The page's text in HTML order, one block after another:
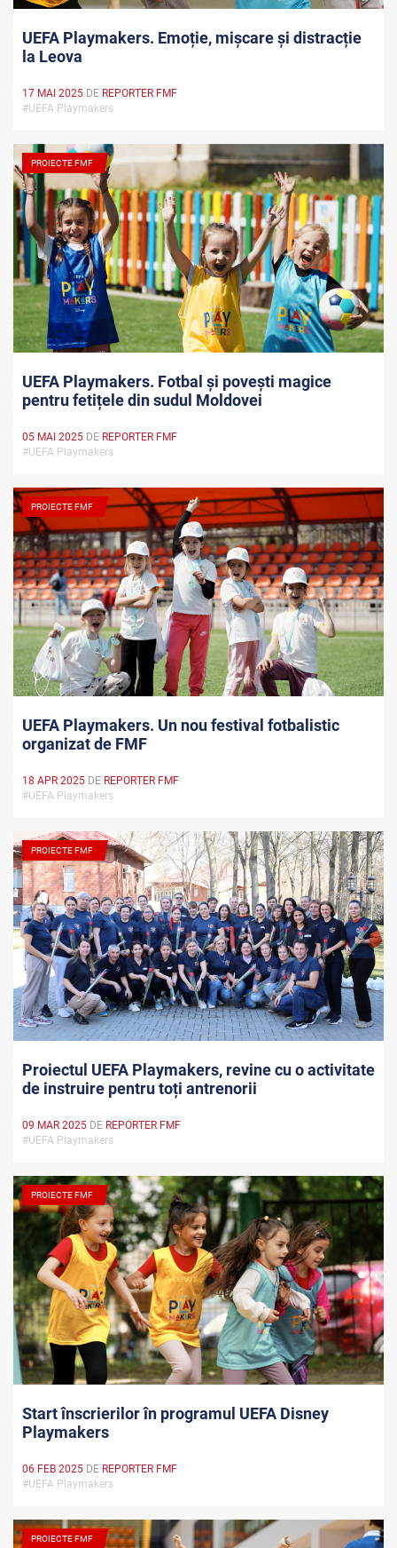
UEFA Playmakers. Emoție, mișcare și distracție
la Leova
17 MAI 2025 DE REPORTER FMF
#UEFA Playmakers
PROIECTE FMF
UEFA Playmakers. Fotbal și povești magice
pentru fetițele din sudul Moldovei
05 MAI 2025 DE REPORTER FMF
#UEFA Playmakers
PROIECTE FMF
UEFA Playmakers. Un nou festival fotbalistic
organizat de FMF
18 APR 2025 DE REPORTER FMF
#UEFA Playmakers
PROIECTE FMF
Proiectul UEFA Playmakers, revine cu o activitate
de instruire pentru toți antrenorii
09 MAR 2025 DE REPORTER FMF
#UEFA Playmakers
PROIECTE FMF
Start înscrierilor în programul UEFA Disney
Playmakers
06 FEB 2025 DE REPORTER FMF
#UEFA Playmakers
PROIECTE FMF